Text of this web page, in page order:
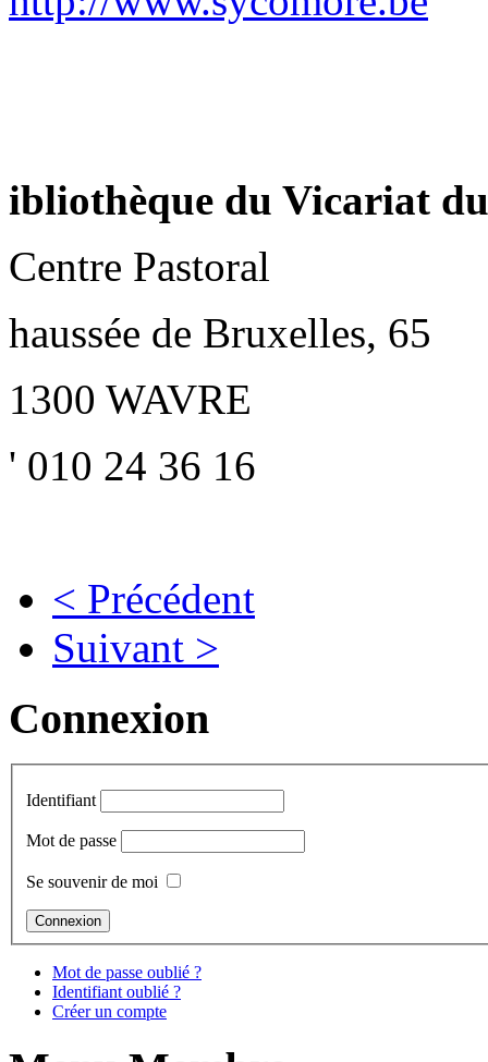
ibliothèque du Vicariat
Centre Pastoral
haussée de Bruxelles, 65
1300 WAVRE
' 010 24 36 16
< Précédent
Suivant >
Connexion
Identifiant
Mot de passe
Se souvenir de moi
Mot de passe oublié ?
Identifiant oublié ?
Créer un compte